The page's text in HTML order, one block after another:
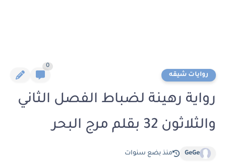
روايات شيقه
0
رواية رهينة لضباط الفصل الثاني
والثلاثون 32 بقلم مرج البحر
GeGe منذ بضع سنوات